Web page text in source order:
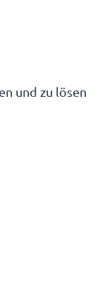
und zu lösen